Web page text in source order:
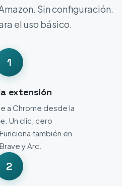
Sin configuración.
el uso básico.
1
extensión
a Chrome desde la
Un clic, cero
también en
y Arc.
2